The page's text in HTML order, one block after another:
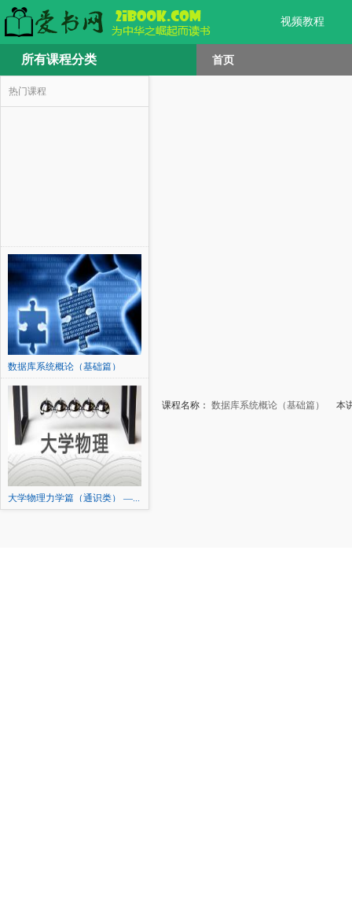
视频教程
所有课程分类 首页
热门课程
数据库系统概论（基础篇）
大学物理力学篇（通识类） —...
课程名称： 数据库系统概论（基础篇） 本讲